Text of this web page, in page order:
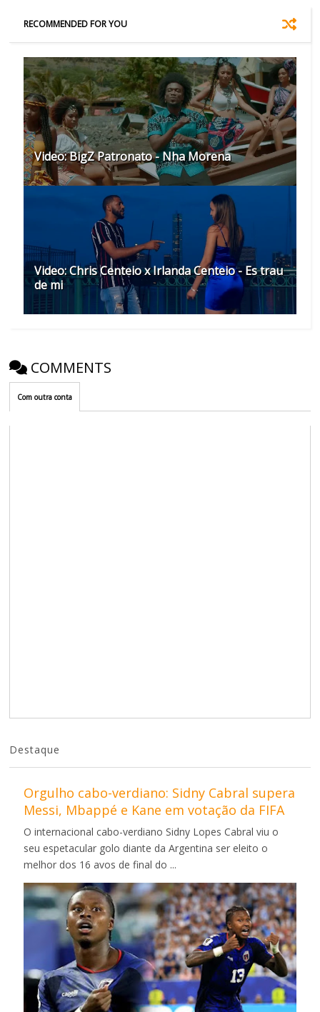
RECOMMENDED FOR YOU
Video: BigZ Patronato - Nha Morena
Video: Chris Centeio x Irlanda Centeio - Es trau
de mi
COMMENTS
Com outra conta
Destaque
Orgulho cabo-verdiano: Sidny Cabral supera
Messi, Mbappé e Kane em votação da FIFA
O internacional cabo-verdiano Sidny Lopes Cabral viu o
seu espetacular golo diante da Argentina ser eleito o
melhor dos 16 avos de final do ...